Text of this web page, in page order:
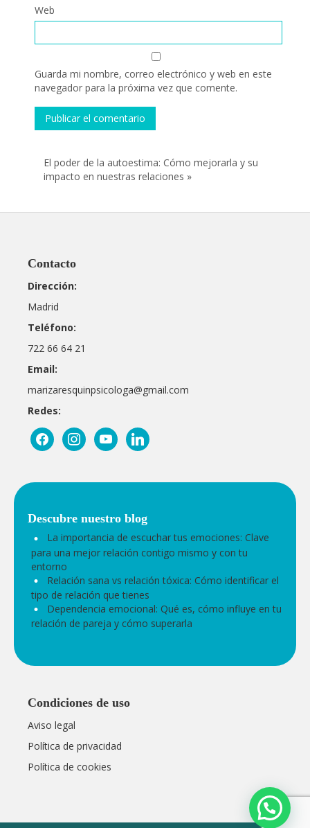
Web
Guarda mi nombre, correo electrónico y web en este
navegador para la próxima vez que comente.
El poder de la autoestima: Cómo mejorarla y su
impacto en nuestras relaciones »
Contacto
Dirección:
Madrid
Teléfono:
722 66 64 21
Email:
marizaresquinpsicologa@gmail.com
Redes:
facebookinstagramyoutubelinkedin
La importancia de escuchar tus emociones: Clave
para una mejor relación contigo mismo y con tu
entorno
Relación sana vs relación tóxica: Cómo identificar el
tipo de relación que tienes
Dependencia emocional: Qué es, cómo influye en tu
relación de pareja y cómo superarla
Condiciones de uso
Aviso legal
Política de privacidad
Política de cookies